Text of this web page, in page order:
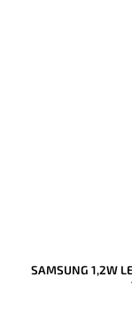
SAMSUNG 1,2W